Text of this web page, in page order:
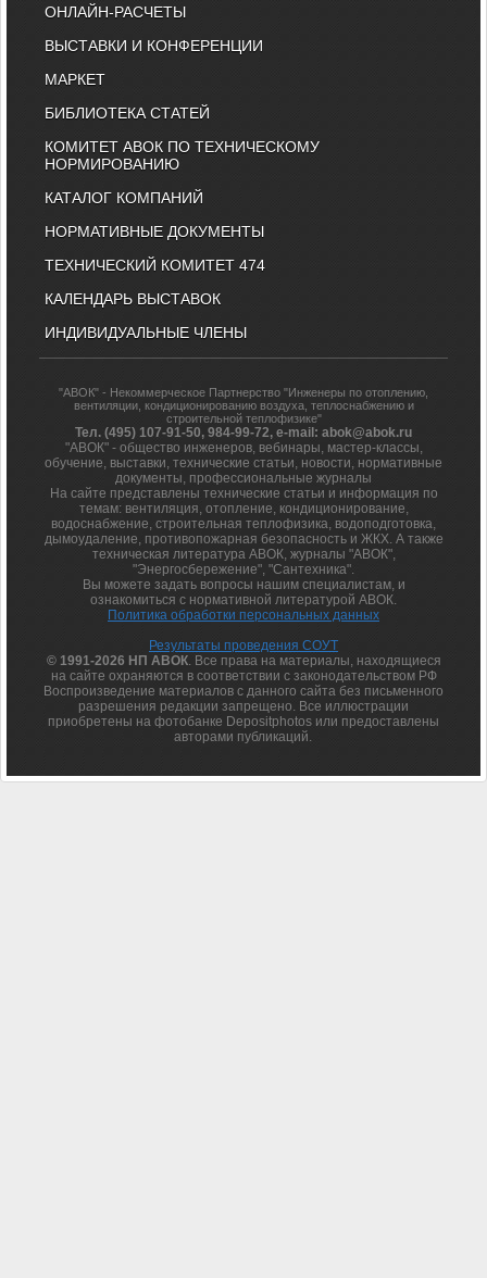
ОНЛАЙН-РАСЧЕТЫ
ВЫСТАВКИ И КОНФЕРЕНЦИИ
МАРКЕТ
БИБЛИОТЕКА СТАТЕЙ
КОМИТЕТ АВОК ПО ТЕХНИЧЕСКОМУ
НОРМИРОВАНИЮ
КАТАЛОГ КОМПАНИЙ
НОРМАТИВНЫЕ ДОКУМЕНТЫ
ТЕХНИЧЕСКИЙ КОМИТЕТ 474
КАЛЕНДАРЬ ВЫСТАВОК
ИНДИВИДУАЛЬНЫЕ ЧЛЕНЫ
"АВОК" - Некоммерческое Партнерство "Инженеры по отоплению,
вентиляции, кондиционированию воздуха, теплоснабжению и
строительной теплофизике"
Тел. (495) 107-91-50, 984-99-72, e-mail: abok@abok.ru
"АВОК" - общество инженеров, вебинары, мастер-классы,
обучение, выставки, технические статьи, новости, нормативные
документы, профессиональные журналы
На сайте представлены технические статьи и информация по
темам: вентиляция, отопление, кондиционирование,
водоснабжение, строительная теплофизика, водоподготовка,
дымоудаление, противопожарная безопасность и ЖКХ. А также
техническая литература АВОК, журналы "АВОК",
"Энергосбережение", "Сантехника".
Вы можете задать вопросы нашим специалистам, и
ознакомиться с нормативной литературой АВОК.
Политика обработки персональных данных
Результаты проведения СОУТ
© 1991-2026 НП АВОК. Все права на материалы, находящиеся
на сайте охраняются в соответствии с законодательством РФ
Воспроизведение материалов с данного сайта без письменного
разрешения редакции запрещено. Все иллюстрации
приобретены на фотобанке Depositphotos или предоставлены
авторами публикаций.